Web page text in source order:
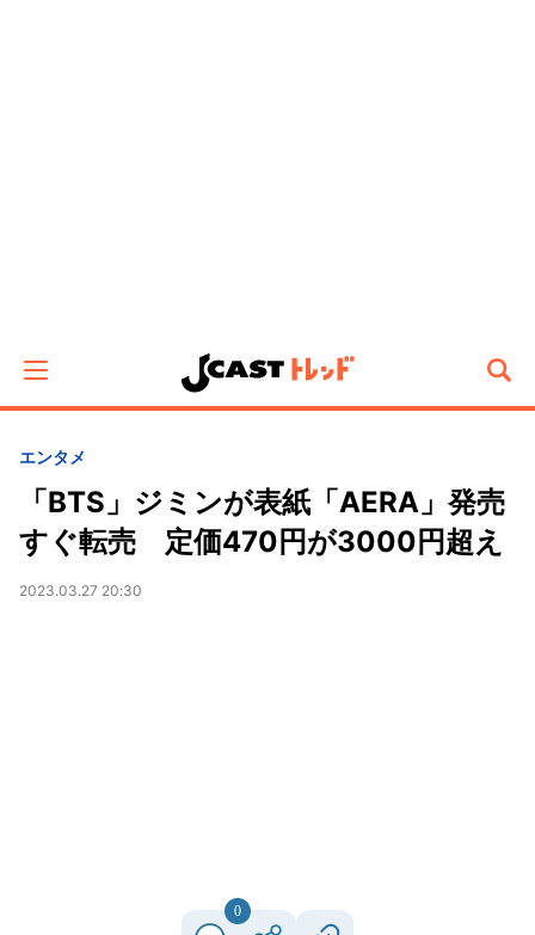
エンタメ
「BTS」ジミンが表紙「AERA」発売
すぐ転売 定価470円が3000円超え
2023.03.27 20:30
0